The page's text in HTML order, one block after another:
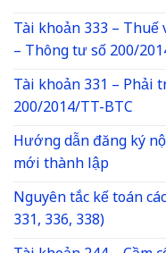
Tài khoản 333 –
– Thông tư số 200/
Tài khoản 331 – Phải
200/2014/TT-BTC
Hướng dẫn đăng ký
mới thành lập
Nguyên tắc kế toán
331, 336, 338)